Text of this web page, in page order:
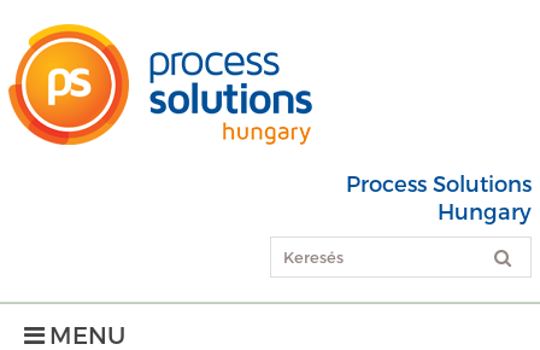
Process Solutions
Hungary
MENU